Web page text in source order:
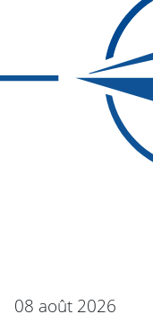
08 août 2026